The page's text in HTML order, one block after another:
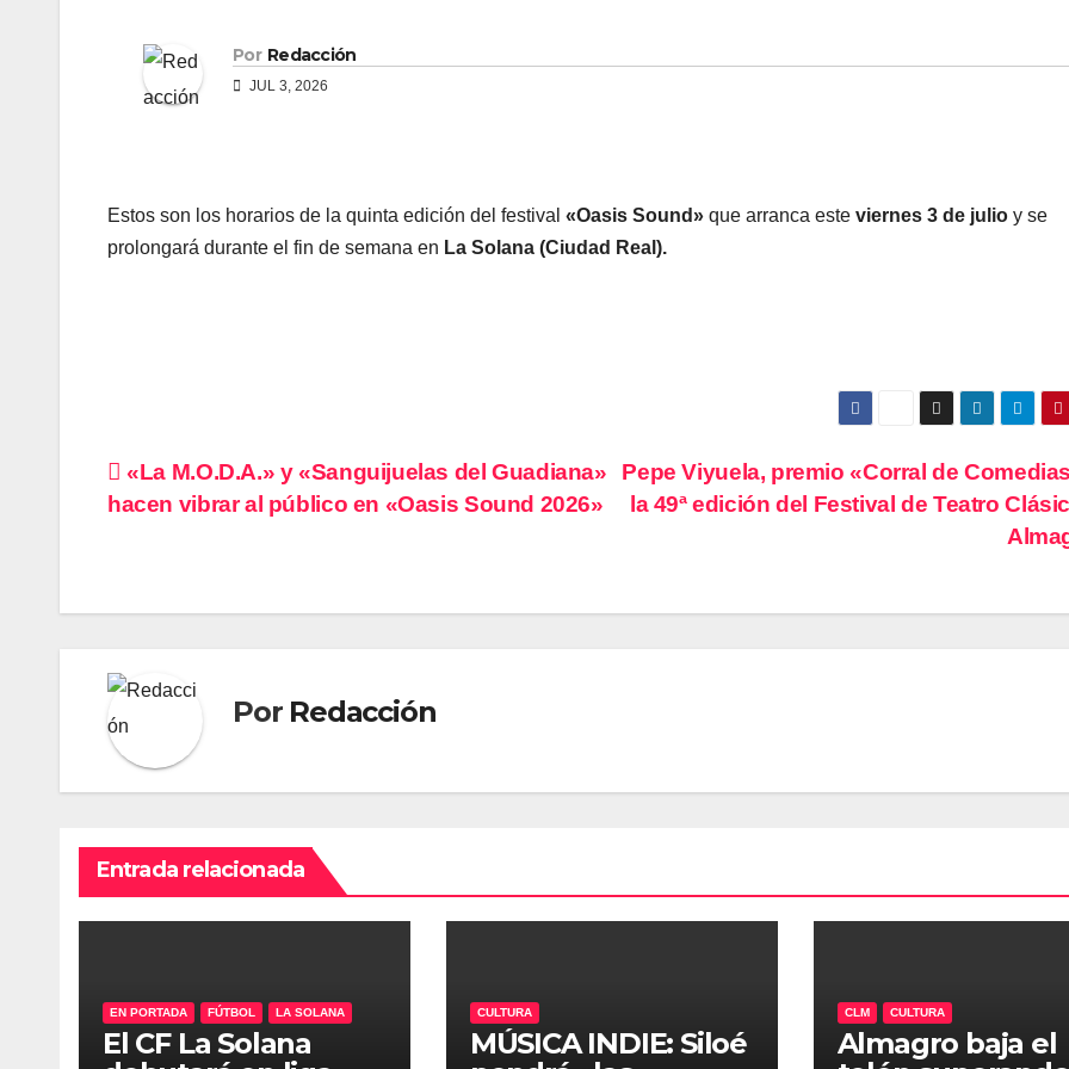
Por Redacción
JUL 3, 2026
Estos son los horarios de la quinta edición del festival «Oasis Sound» que arranca este viernes 3 de julio y se
prolongará durante el fin de semana en La Solana (Ciudad Real).
Navegación
Pepe Viyuela, premio «Corral de
la 49ª edición del Festival de Teatro
«La M.O.D.A.» y «Sanguijuelas del Guadiana»
hacen vibrar al público en «Oasis Sound 2026»
Por Redacción
Entrada relacionada
EN PORTADA FÚTBOL LA SOLANA
El CF La Solana
CULTURA
MÚSICA INDIE: Siloé
CLM CULTURA
Almagro baja el